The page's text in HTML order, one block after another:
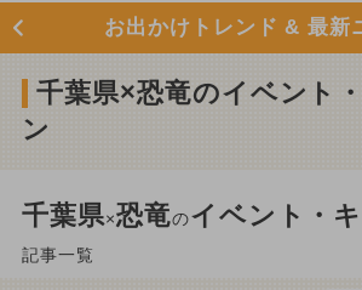
お出かけトレンド & 最新
千葉県×恐竜のイベント
ン
千葉県×恐竜のイベント・
記事一覧